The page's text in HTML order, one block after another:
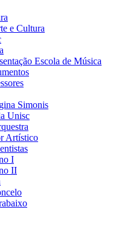
e Cultura
Escola de Música
Simonis
Unisc
Artístico
I
II